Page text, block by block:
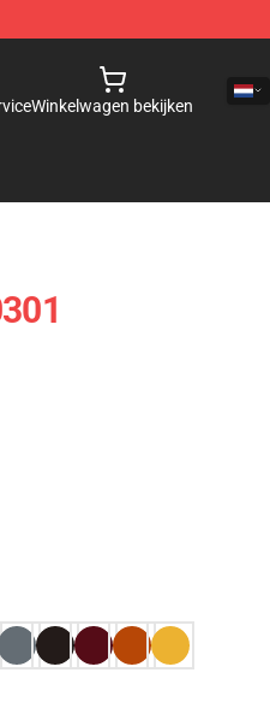
Winkelwagen bekijken